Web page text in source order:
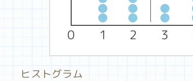
ヒストグラム